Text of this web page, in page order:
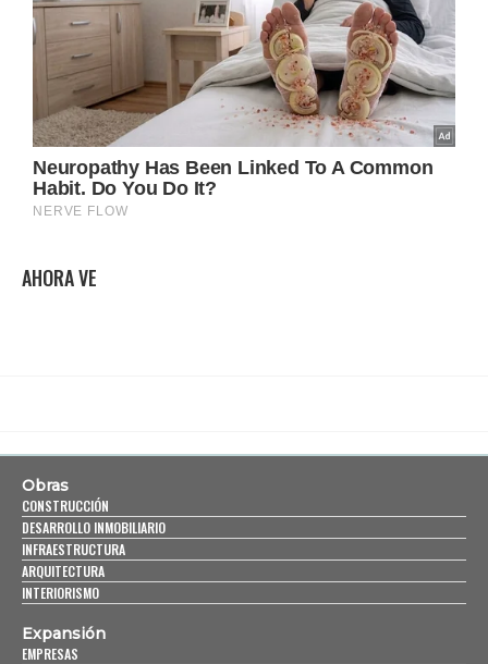
AHORA VE
Obras
CONSTRUCCIÓN
DESARROLLO INMOBILIARIO
INFRAESTRUCTURA
ARQUITECTURA
INTERIORISMO
Expansión
EMPRESAS